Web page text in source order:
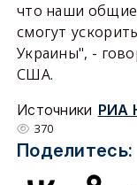
что наши
смогут
Украины", -
США.
Источники РИА
370
Поделитесь: